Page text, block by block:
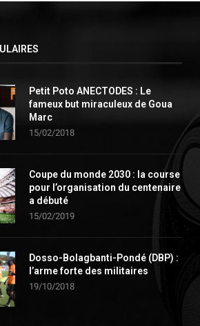
Petit Poto ANECTODES : Le
fameux but miraculeux de Goua
Marc
15/02/2018
Coupe du monde 2030 : la course
pour l’organisation du centenaire
a débuté
15/02/2019
Dosso-Bolagbanti-Pondé (DBP) :
l’arme forte des militaires
19/10/2018